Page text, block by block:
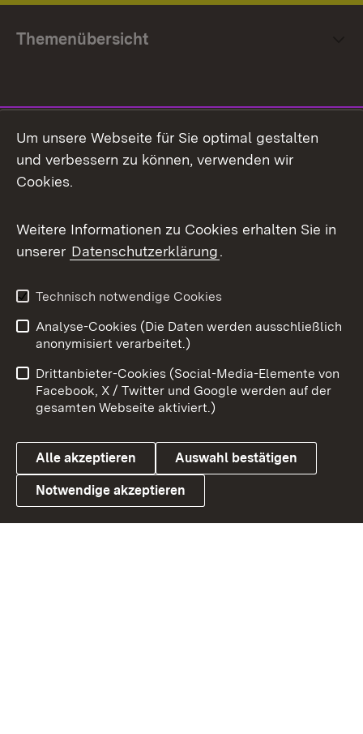
Themenübersicht
Facebook
X / Twitter
Youtube
Link zum Landesportal
Impressum
Kontakt
Barrierefreiheit
Datenschutz
Cookies
Um unsere Webseite für Sie optimal gestalten
und verbessern zu können, verwenden wir
Cookies.
Weitere Informationen zu Cookies erhalten Sie in
unserer Datenschutzerklärung.
Technisch notwendige Cookies
Analyse-Cookies (Die Daten werden ausschließlich
anonymisiert verarbeitet.)
Drittanbieter-Cookies (Social-Media-Elemente von
Facebook, X / Twitter und Google werden auf der
gesamten Webseite aktiviert.)
Alle akzeptieren Auswahl bestätigen
Notwendige akzeptieren